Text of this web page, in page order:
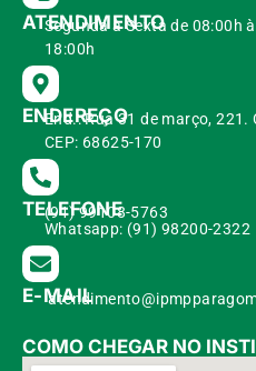
ATENDIMENTO
Segunda à Sexta de 08:00h
18:00h
ENDEREÇO
End.: Rua 31 de março,
CEP: 68625-170
TELEFONE
(91) 99108-5763
Whatsapp: (91) 98200-2322
E-MAIL
COMO CHEGAR NO